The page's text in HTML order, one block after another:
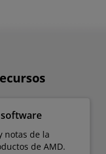
notas de la
de AMD.